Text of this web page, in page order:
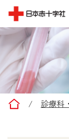
仙台赤十字
/ 診療科